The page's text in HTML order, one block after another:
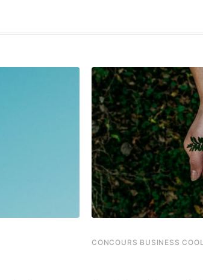
CONCOURS BUSINESS COOL